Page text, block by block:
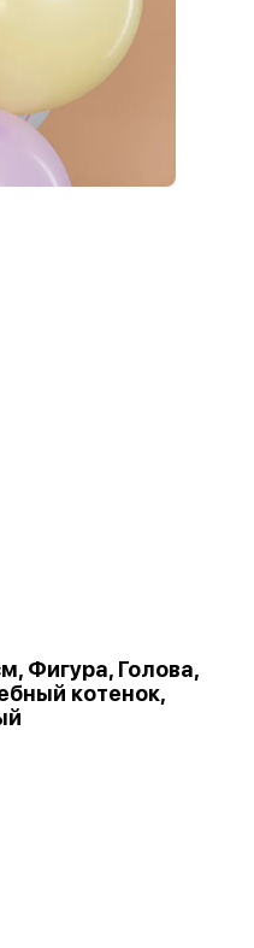
Фигура, Голова,
котенок,